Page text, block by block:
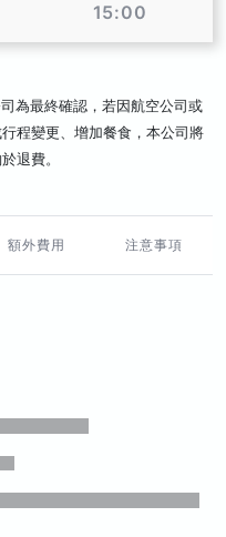
15:00
為最終確認，若因航空公司或
程變更、增加餐食，本公司將
退費。
額外費用 注意事項